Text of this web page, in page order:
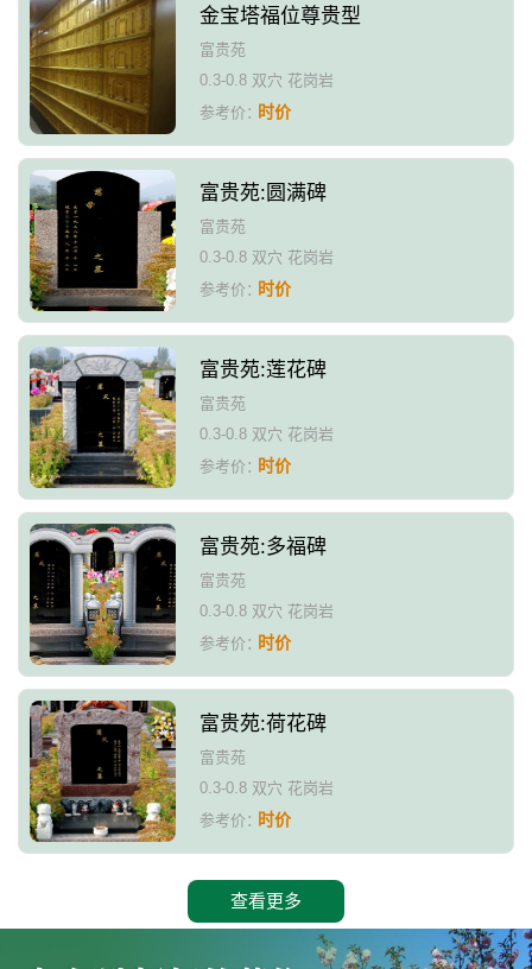
金宝塔福位尊贵型
富贵苑
0.3-0.8 双穴 花岗岩
参考价：时价
富贵苑:圆满碑
富贵苑
0.3-0.8 双穴 花岗岩
参考价：时价
富贵苑:莲花碑
富贵苑
0.3-0.8 双穴 花岗岩
参考价：时价
富贵苑:多福碑
富贵苑
0.3-0.8 双穴 花岗岩
参考价：时价
富贵苑:荷花碑
富贵苑
0.3-0.8 双穴 花岗岩
参考价：时价
查看更多